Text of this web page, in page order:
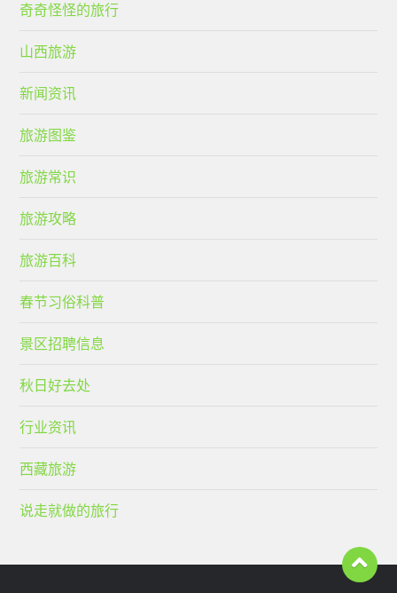
奇奇怪怪的旅行
山西旅游
新闻资讯
旅游图鉴
旅游常识
旅游攻略
旅游百科
春节习俗科普
景区招聘信息
秋日好去处
行业资讯
西藏旅游
说走就做的旅行